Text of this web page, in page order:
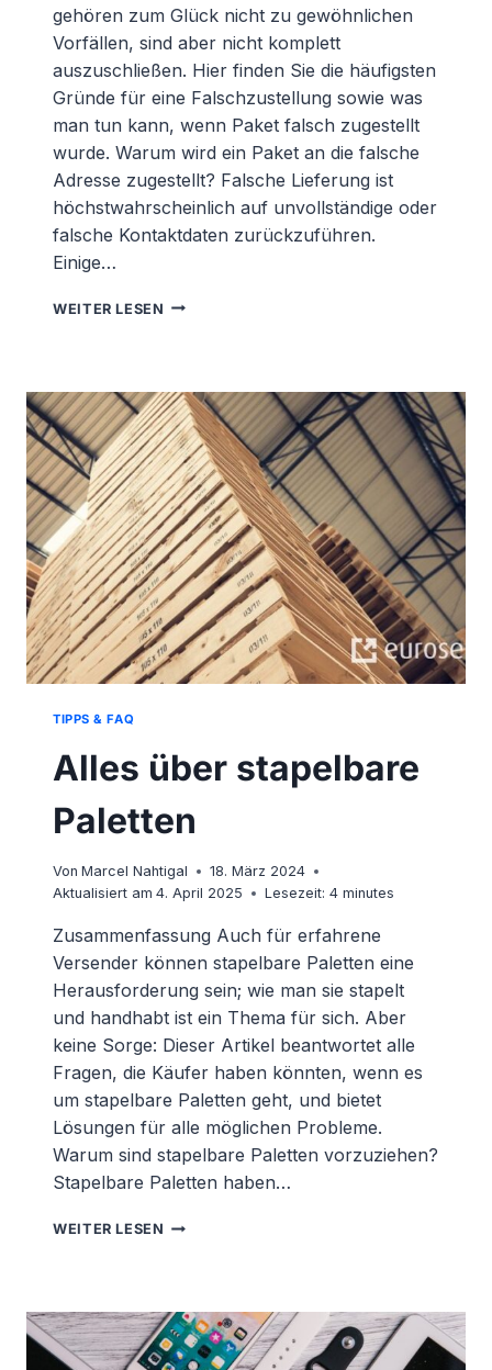
gehören zum Glück nicht zu gewöhnlichen
Vorfällen, sind aber nicht komplett
auszuschließen. Hier finden Sie die häufigsten
Gründe für eine Falschzustellung sowie was
man tun kann, wenn Paket falsch zugestellt
wurde. Warum wird ein Paket an die falsche
Adresse zugestellt? Falsche Lieferung ist
höchstwahrscheinlich auf unvollständige oder
falsche Kontaktdaten zurückzuführen.
Einige…
WEITER LESEN FALSCHZUSTELLUNG
DAS
UND
WAS
KANN
ICH
TUN?
TIPPS & FAQ
Alles über stapelbare
Paletten
Von Marcel Nahtigal
18. März 2024
Aktualisiert am 4. April 2025 Lesezeit: 4minutes
Zusammenfassung Auch für erfahrene
Versender können stapelbare Paletten eine
Herausforderung sein; wie man sie stapelt
und handhabt ist ein Thema für sich. Aber
keine Sorge: Dieser Artikel beantwortet alle
Fragen, die Käufer haben könnten, wenn es
um stapelbare Paletten geht, und bietet
Lösungen für alle möglichen Probleme.
Warum sind stapelbare Paletten vorzuziehen?
Stapelbare Paletten haben…
WEITER LESEN ALLES